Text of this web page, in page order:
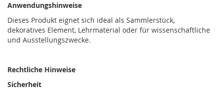
Anwendungshinweise
Dieses Produkt eignet sich ideal als Sammlerstück,
dekoratives Element, Lehrmaterial oder für wissenschaftliche
und Ausstellungszwecke.
Rechtliche Hinweise
Sicherheit